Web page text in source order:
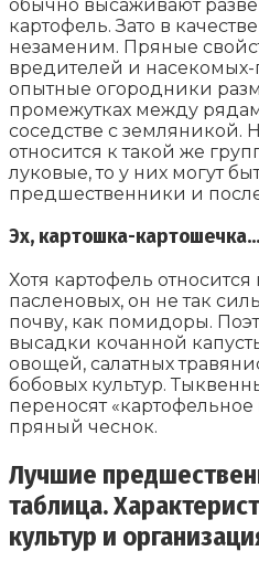
обычно высаживают разве
картофель. Зато в
незаменим. Пряные
вредителей и насекомых-
опытные огородники
промежутках между
соседстве с земляникой.
относится к такой же
луковые, то у них могут
предшественники и
Эх, картошка-картошечка…
Хотя картофель относится
пасленовых, он не так
почву, как помидоры.
высадки кочанной
овощей, салатных
бобовых культур.
переносят «картофельное
пряный чеснок.
Лучшие
таблица.
культур и